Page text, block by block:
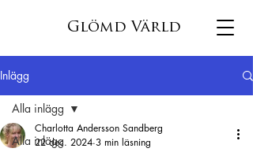
Glömd Värld
Inlägg
Alla inlägg
Alla inlägg
Charlotta Andersson Sandberg
22 dec. 2024 3 min läsning